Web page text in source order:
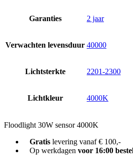
Garanties 2 jaar
Verwachten levensduur 40000
Lichtsterkte 2201-2300
Lichtkleur 4000K
Floodlight 30W sensor 4000K
Gratislevering vanaf € 100,-
Op werkdagen voor 16:00